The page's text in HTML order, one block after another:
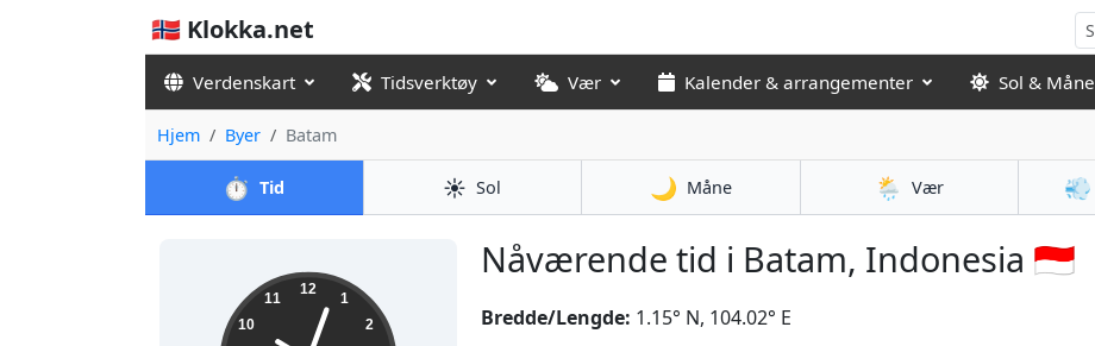
🇳🇴 Klokka.net
Verdenskart Tidsverktøy Vær Kalender & arrangementer Sol & Måne
Hjem Byer Batam
⏱️ Tid ☀️ Sol 🌙 Måne 🌦️ Vær 💨
Nåværende tid i Batam, Indonesia 🇮🇩
10:03:20 12
1
2
10
11
Bredde/Lengde: 1.15° N, 104.02° E